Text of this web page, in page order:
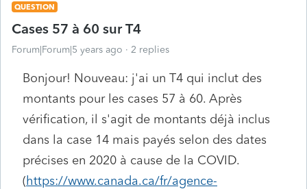
QUESTION
Cases 57 à 60 sur T4
Forum|Forum|5 years ago 2 replies
Bonjour! Nouveau: j'ai un T4 qui inclut des
montants pour les cases 57 à 60. Après
vérification, il s'agit de montants déjà inclus
dans la case 14 mais payés selon des dates
précises en 2020 à cause de la COVID.
(https://www.canada.ca/fr/agence-